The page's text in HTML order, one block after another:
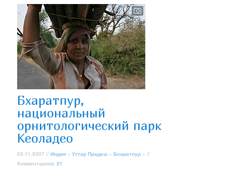
Бхаратпур,
национальный
орнитологический парк
Кеоладео
03.11.2007 //Индия »Уттар Прадеш »Бхаратпур » //
Комментариев:21